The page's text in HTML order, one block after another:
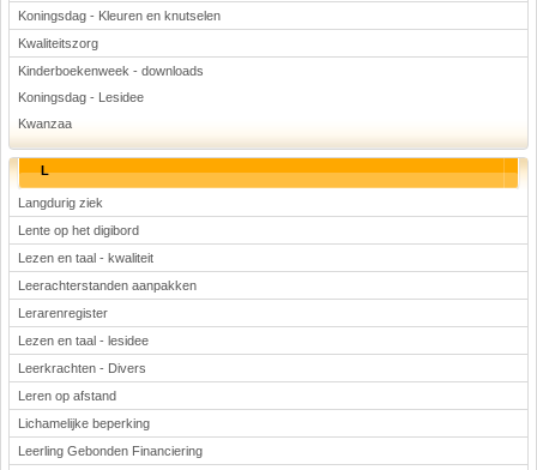
Koningsdag - Kleuren en knutselen
Kwaliteitszorg
Kinderboekenweek - downloads
Koningsdag - Lesidee
Kwanzaa
L
Langdurig ziek
Lente op het digibord
Lezen en taal - kwaliteit
Leerachterstanden aanpakken
Lerarenregister
Lezen en taal - lesidee
Leerkrachten - Divers
Leren op afstand
Lichamelijke beperking
Leerling Gebonden Financiering